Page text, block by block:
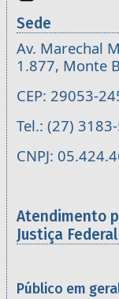
Sede
Av. Marechal
1.877, Monte
CEP: 29053-
Tel.: (27)
CNPJ:
Atendimento
Justiça Federal
Público em